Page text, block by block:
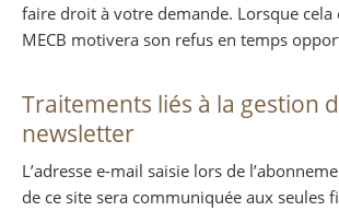
faire droit à votre demande. Lorsque cela
MECB motivera son refus en temps
Traitements liés à la gestion
newsletter
L’adresse e-mail saisie lors de
de ce site sera communiquée aux seules